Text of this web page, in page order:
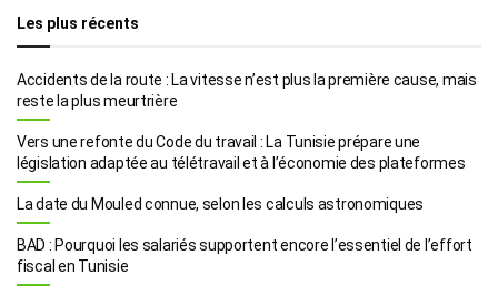
Les plus récents
Accidents de la route : La vitesse n’est plus la première cause, mais
reste la plus meurtrière
Vers une refonte du Code du travail : La Tunisie prépare une
législation adaptée au télétravail et à l’économie des plateformes
La date du Mouled connue, selon les calculs astronomiques
BAD : Pourquoi les salariés supportent encore l’essentiel de l’effort
fiscal en Tunisie